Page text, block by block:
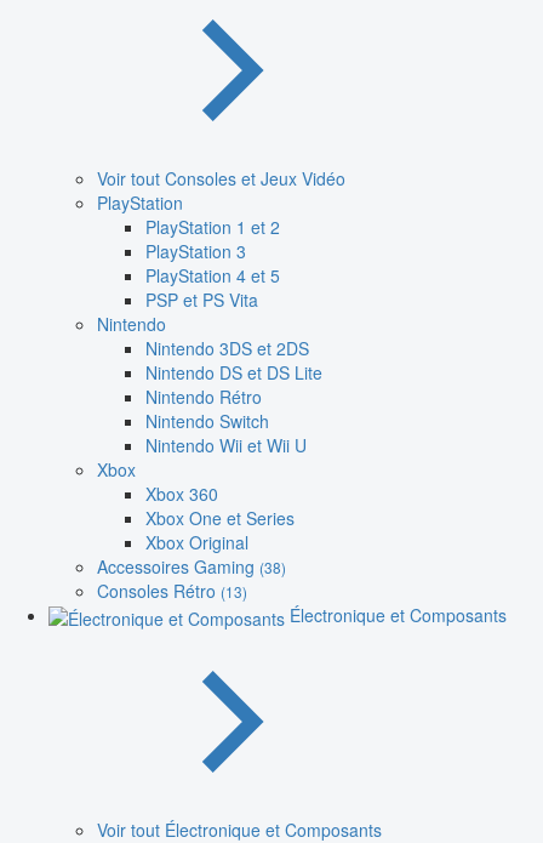
Voir tout Consoles et Jeux Vidéo
PlayStation
PlayStation 1 et 2
PlayStation 3
PlayStation 4 et 5
PSP et PS Vita
Nintendo
Nintendo 3DS et 2DS
Nintendo DS et DS Lite
Nintendo Rétro
Nintendo Switch
Nintendo Wii et Wii U
Xbox
Xbox 360
Xbox One et Series
Xbox Original
Accessoires Gaming (38)
Consoles Rétro (13)
Électronique et Composants
Voir tout Électronique et Composants